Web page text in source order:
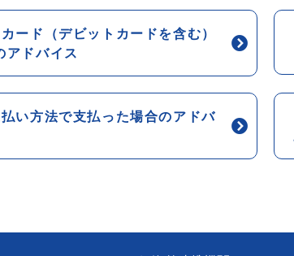
ード（デビットカードを含む）
アドバイス
払い方法で支払った場合のアドバ